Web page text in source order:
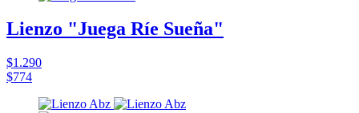
Lienzo "Juega Ríe Sueña"
$1.290
$774